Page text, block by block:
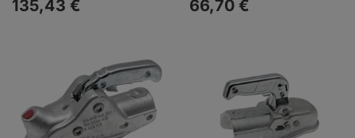
135,43 € 66,70 €